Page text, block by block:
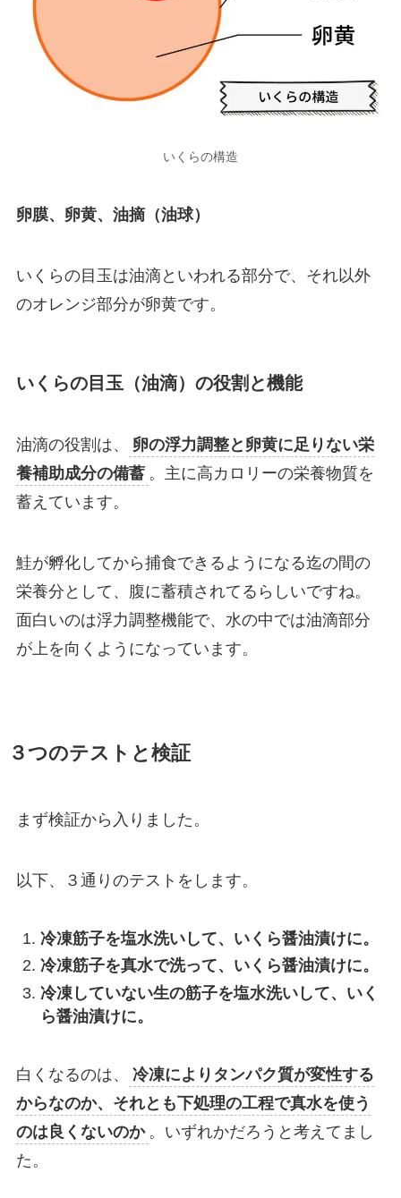
いくらの構造
卵膜、卵黄、油摘（油球）
いくらの目玉は油滴といわれる部分で、それ以外
のオレンジ部分が卵黄です。
いくらの目玉（油滴）の役割と機能
油滴の役割は、
卵の浮力調整と卵黄に足りない栄
養補助成分の備蓄 。主に高カロリーの栄養物質を
蓄えています。
鮭が孵化してから捕食できるようになる迄の間の
栄養分として、腹に蓄積されてるらしいですね。
面白いのは浮力調整機能で、水の中では油滴部分
が上を向くようになっています。
３つのテストと検証
まず検証から入りました。
以下、３通りのテストをします。
冷凍筋子を塩水洗いして、いくら醤油漬けに。
冷凍筋子を真水で洗って、いくら醤油漬けに。
冷凍していない生の筋子を塩水洗いして、いく
ら醤油漬けに。
白くなるのは、
冷凍によりタンパク質が変性する
からなのか、それとも下処理の工程で真水を使う
のは良くないのか 。いずれかだろうと考えてまし
た。